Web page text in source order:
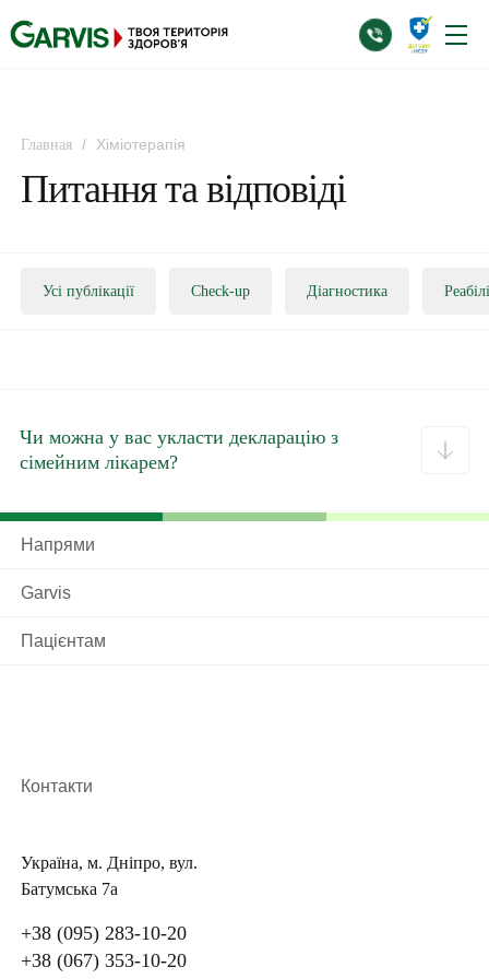
Главная / Хіміотерапія
Питання та відповіді
Усі публікації Check-up Діагностика
Чи можна у вас укласти декларацію з
сімейним лікарем?
Напрями
Garvis
Пацієнтам
Контакти
Україна, м. Дніпро, вул.
Батумська 7а
+38 (095) 283-10-20
+38 (067) 353-10-20